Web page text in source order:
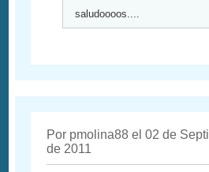
saludoooos....
Por pmolina88 el 02 de
de 2011